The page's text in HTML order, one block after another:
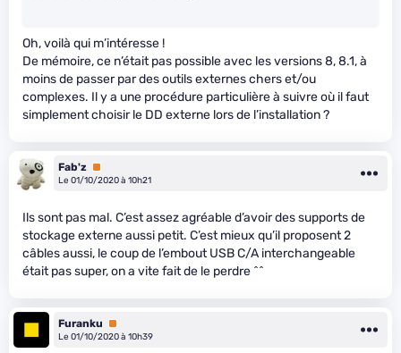
Oh, voilà qui m’intéresse !
De mémoire, ce n’était pas possible avec les versions 8, 8.1, à
moins de passer par des outils externes chers et/ou
complexes. Il y a une procédure particulière à suivre où il faut
simplement choisir le DD externe lors de l’installation ?
Fab'z Premium
Le 01/10/2020 à 10h21
Ils sont pas mal. C’est assez agréable d’avoir des supports de
stockage externe aussi petit. C’est mieux qu’il proposent 2
câbles aussi, le coup de l’embout USB C/A interchangeable
était pas super, on a vite fait de le perdre ^^
Furanku
Premium
Le 01/10/2020 à 10h39